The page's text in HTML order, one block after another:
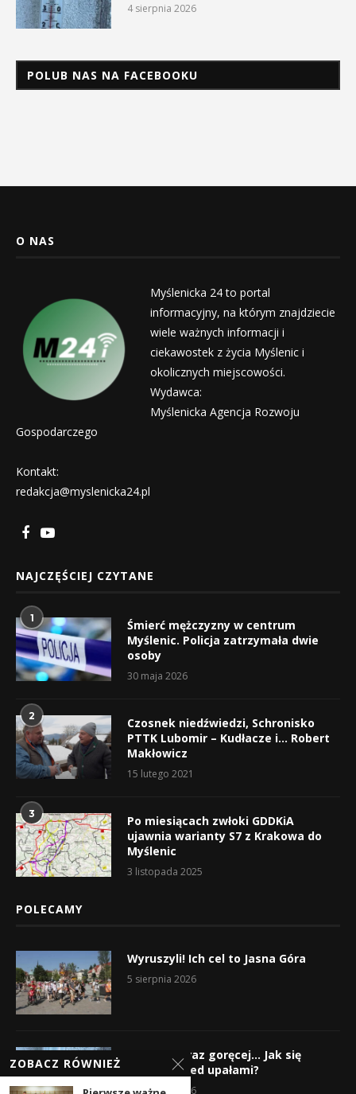
4 sierpnia 2026
POLUB NAS NA FACEBOOKU
O NAS
Myślenicka 24 to portal
informacyjny, na którym znajdziecie
wiele ważnych informacji i
ciekawostek z życia Myślenic i
okolicznych miejscowości.
Wydawca:
Myślenicka Agencja Rozwoju
Gospodarczego
Kontakt:
redakcja@myslenicka24.pl
NAJCZĘŚCIEJ CZYTANE
1
Śmierć mężczyzny w centrum
Myślenic. Policja zatrzymała dwie
osoby
30 maja 2026
2
Czosnek niedźwiedzi, Schronisko
PTTK Lubomir – Kudłacze i… Robert
Makłowicz
15 lutego 2021
3
Po miesiącach zwłoki GDDKiA
ujawnia warianty S7 z Krakowa do
Myślenic
3 listopada 2025
POLECAMY
Wyruszyli! Ich cel to Jasna Góra
5 sierpnia 2026
Gorąco, coraz goręcej… Jak się
chronić przed upałami?
4 sierpnia 2026
ZOBACZ RÓWNIEŻ